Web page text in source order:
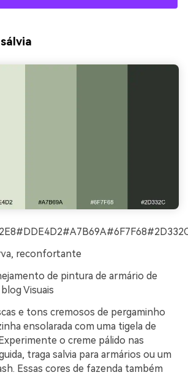
reconfortante
de pintura de armário de
Visuais
e tons cremosos de pergaminho
ensolarada com uma tigela de
o creme pálido nas
traga salvia para armários ou um
Essas cores de fazenda também